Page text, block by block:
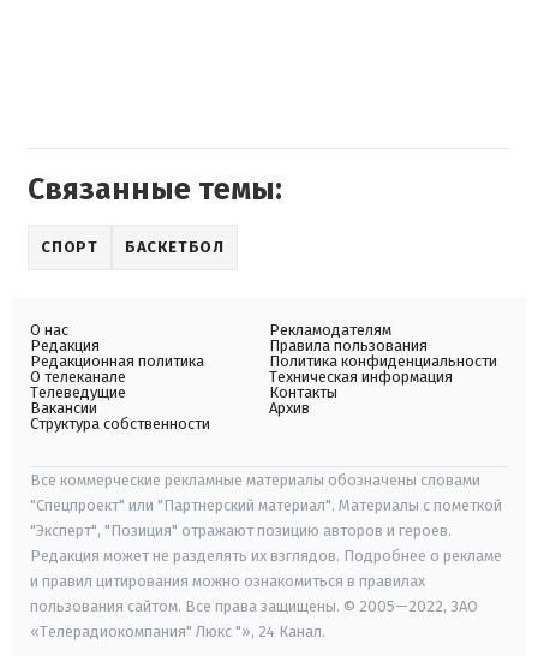
Связанные темы:
СПОРТ БАСКЕТБОЛ
О нас
Редакция
Редакционная политика
О телеканале
Телеведущие
Вакансии
Структура собственности
Рекламодателям
Правила пользования
Политика конфиденциальности
Техническая информация
Контакты
Архив
Все коммерческие рекламные материалы обозначены словами
"Спецпроект" или "Партнерский материал". Материалы с пометкой
"Эксперт", "Позиция" отражают позицию авторов и героев.
Редакция может не разделять их взглядов. Подробнее о рекламе
и правил цитирования можно ознакомиться в правилах
пользования сайтом. Все права защищены. © 2005—2022, ЗАО
«Телерадиокомпания" Люкс "», 24 Канал.